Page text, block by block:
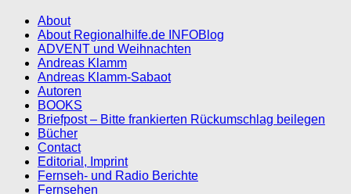
About
About Regionalhilfe.de INFOBlog
ADVENT und Weihnachten
Andreas Klamm
Andreas Klamm-Sabaot
Autoren
BOOKS
Briefpost – Bitte frankierten Rückumschlag beilegen
Bücher
Contact
Editorial, Imprint
Fernseh- und Radio Berichte
Fernsehen